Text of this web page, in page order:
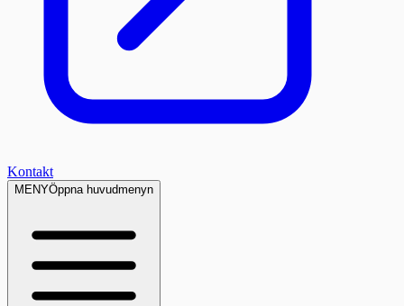
Kontakt
MENYÖppna huvudmenyn